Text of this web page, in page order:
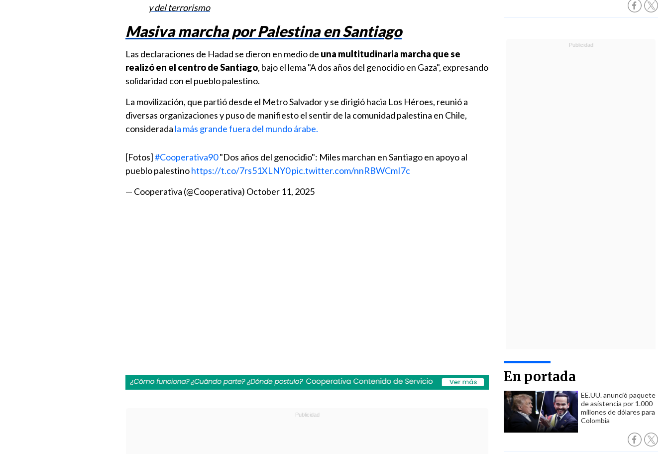
En portada
EE.UU. anunció paquete
de asistencia por 1.000
millones de dólares para
Colombia
y del terrorismo
Masiva marcha por Palestina en Santiago
Las declaraciones de Hadad se dieron en medio de una multitudinaria marcha que se
realizó en el centro de Santiago, bajo el lema "A dos años del genocidio en Gaza", expresando
solidaridad con el pueblo palestino.
La movilización, que partió desde el Metro Salvador y se dirigió hacia Los Héroes, reunió a
diversas organizaciones y puso de manifiesto el sentir de la comunidad palestina en Chile,
considerada la más grande fuera del mundo árabe.
[Fotos]#Cooperativa90"Dos años del genocidio": Miles marchan en Santiago en apoyo al
pueblo palestinohttps://t.co/7rs51XLNY0pic.twitter.com/nnRBWCmI7c
— Cooperativa (@Cooperativa) October 11, 2025